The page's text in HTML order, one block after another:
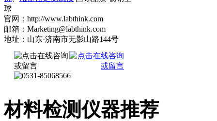
球
官网：http://www.labthink.com
邮箱：Marketing@labthink.com
地址：山东·济南市无影山路144号
材料检测仪器推荐